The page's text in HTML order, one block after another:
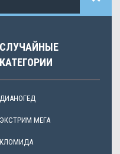
СЛУЧАЙНЫЕ
КАТЕГОРИИ
ДИАНОГЕД
ЭКСТРИМ МЕГА
КЛОМИДА